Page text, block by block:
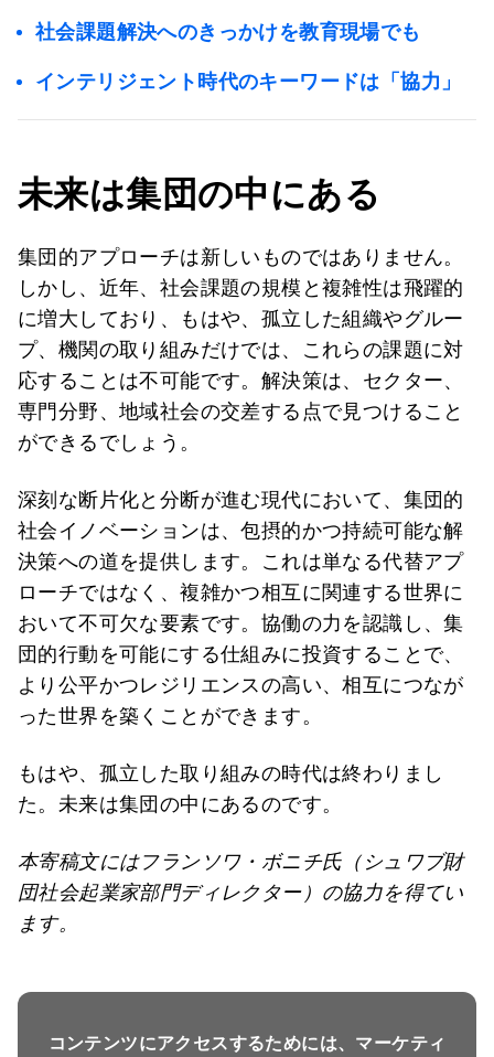
社会課題解決へのきっかけを教育現場でも
インテリジェント時代のキーワードは「協力」
未来は集団の中にある
集団的アプローチは新しいものではありません。
しかし、近年、社会課題の規模と複雑性は飛躍的
に増大しており、もはや、孤立した組織やグルー
プ、機関の取り組みだけでは、これらの課題に対
応することは不可能です。解決策は、セクター、
専門分野、地域社会の交差する点で見つけること
ができるでしょう。
深刻な断片化と分断が進む現代において、集団的
社会イノベーションは、包摂的かつ持続可能な解
決策への道を提供します。これは単なる代替アプ
ローチではなく、複雑かつ相互に関連する世界に
おいて不可欠な要素です。協働の力を認識し、集
団的行動を可能にする仕組みに投資することで、
より公平かつレジリエンスの高い、相互につなが
った世界を築くことができます。
もはや、孤立した取り組みの時代は終わりまし
た。未来は集団の中にあるのです。
本寄稿文にはフランソワ・ボニチ氏（シュワブ財
団社会起業家部門ディレクター）の協力を得てい
ます。
コンテンツにアクセスするためには、マーケティ